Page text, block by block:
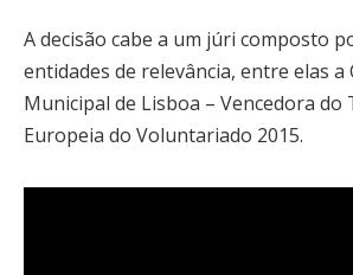
A decisão cabe a um júri composto
entidades de relevância, entre elas a
Municipal de Lisboa – Vencedora do
Europeia do Voluntariado 2015.